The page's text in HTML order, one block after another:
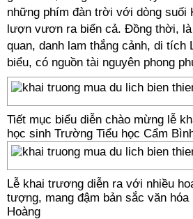
những phím đàn trời với dòng suối
lượn vươn ra biển cả. Đồng thời,
quan, danh lam thắng cảnh, di tích
biểu, có nguồn tài nguyên phong
Tiết mục biểu diễn chào mừng lễ
học sinh Trường Tiểu học Cẩm
Lễ khai trương diễn ra với nhiều
tượng, mang đậm bản sắc văn hóa
Hoàng